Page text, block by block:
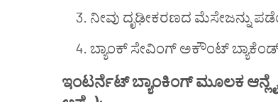
ನೀವು ದೃಢೀಕರಣದ ಮೆಸೇಜನ್ನು
ಬ್ಯಾಂಕ್ ಸೇವಿಂಗ್ ಅಕೌಂಟ್
ಇಂಟರ್ನೆಟ್ ಬ್ಯಾಂಕಿಂಗ್ ಮೂಲಕ